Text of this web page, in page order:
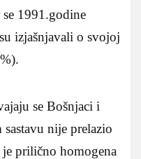
1991.godine
izjašnjavali o svojoj
se Bošnjaci i
nije prelazio
prilično homogena